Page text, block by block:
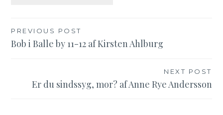
Indlægsnavigation
PREVIOUS POST
Bob i Balle by 11-12 af Kirsten Ahlburg
NEXT POST
Er du sindssyg, mor? af Anne Rye Andersson